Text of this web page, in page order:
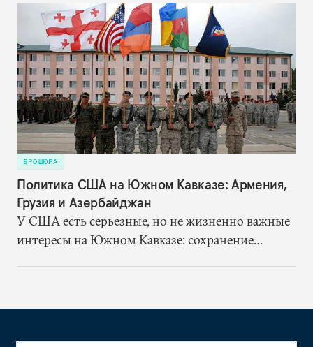
БРОШЮРА
Политика США на Южном Кавказе: Армения,
Грузия и Азербайджан
У США есть серьезные, но не жизненно важные
интересы на Южном Кавказе: сохранение